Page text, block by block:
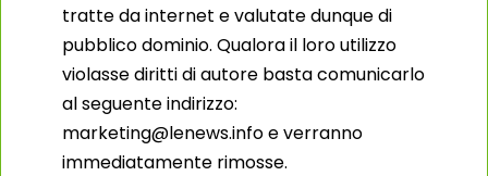
tratte da internet e valutate dunque di
pubblico dominio. Qualora il loro utilizzo
violasse diritti di autore basta comunicarlo
al seguente indirizzo:
marketing@lenews.info e verranno
immediatamente rimosse.